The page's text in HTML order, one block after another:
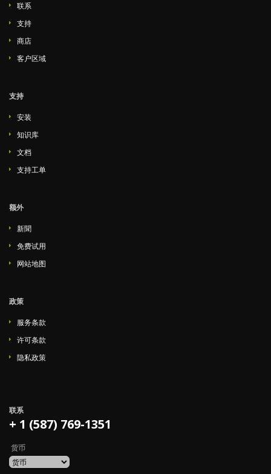
联系
支持
商店
客户区域
支持
安装
知识库
文档
支持工单
额外
新聞
免费试用
网站地图
政策
服务条款
许可条款
隐私政策
联系
+ 1 (587) 769-1351
货币